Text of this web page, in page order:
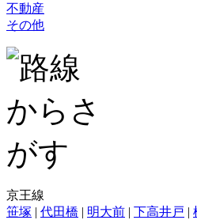
不動産
その他
京王線
笹塚 | 代田橋 | 明大前 | 下高井戸 |